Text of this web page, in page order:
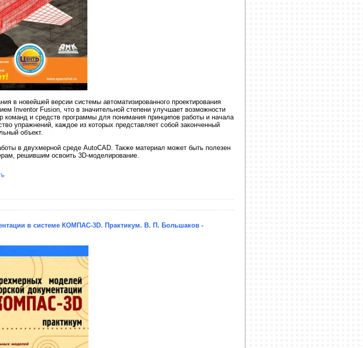
в новейшей версии системы автоматизированного проектирования
Inventor Fusion, что в значительной степени улучшает возможности
и средств программы для понимания принципов работы и начала
упражнений, каждое из которых представляет собой законченный
объект.
в двухмерной среде AutoCAD. Также материал может быть полезен
решившим освоить 3D-моделирование.
в системе КОМПАС-3D. Практикум. В. П. Большаков -